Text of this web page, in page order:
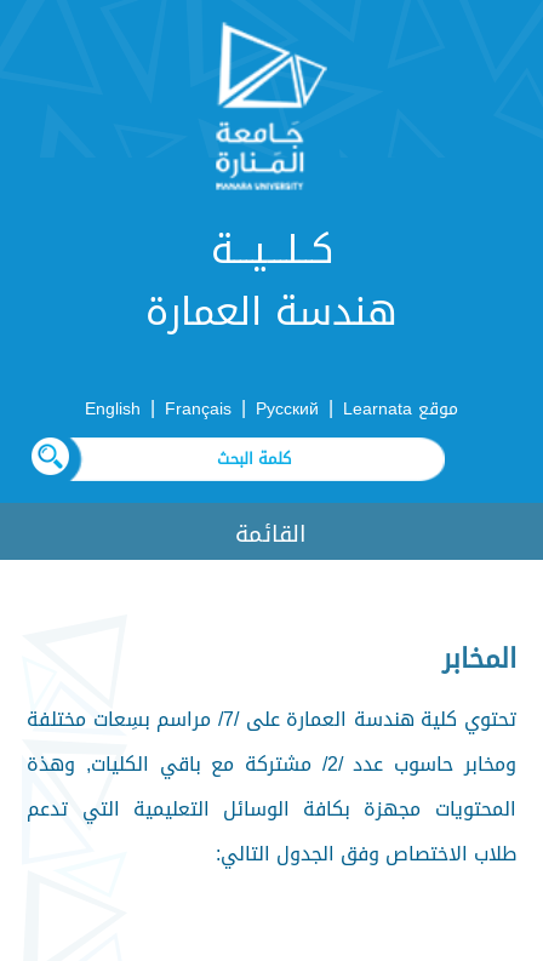
كــلـــيـــة
هندسة العمارة
موقع Learnata |
Русский
|
Français
|
English
القائمة
المخابر
تحتوي كلية هندسة العمارة على /7/ مراسم بسِعات مختلفة
ومخابر حاسوب عدد /2/ مشتركة مع باقي الكليات, وهذة
المحتويات مجهزة بكافة الوسائل التعليمية التي تدعم
طلاب الاختصاص وفق الجدول التالي: